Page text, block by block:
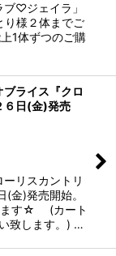
♡ジェイラ」
様２体までご
1体ずつのご購
ブライス『クロ
６日(金)発売
リスカントリ
金)発売開始。
ます☆ (カート
致します。) …